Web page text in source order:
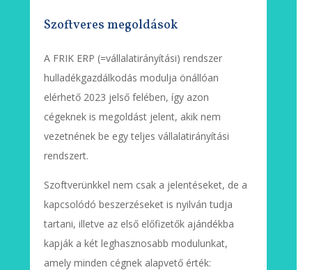
Szoftveres megoldások
A FRIK ERP (=vállalatirányítási) rendszer
hulladékgazdálkodás modulja önállóan
elérhető 2023 jelső felében, így azon
cégeknek is megoldást jelent, akik nem
vezetnének be egy teljes vállalatirányítási
rendszert.
Szoftverünkkel nem csak a jelentéseket, de a
kapcsolódó beszerzéseket is nyilván tudja
tartani, illetve az első előfizetők ajándékba
kapják a két leghasznosabb modulunkat,
amely minden cégnek alapvető érték: